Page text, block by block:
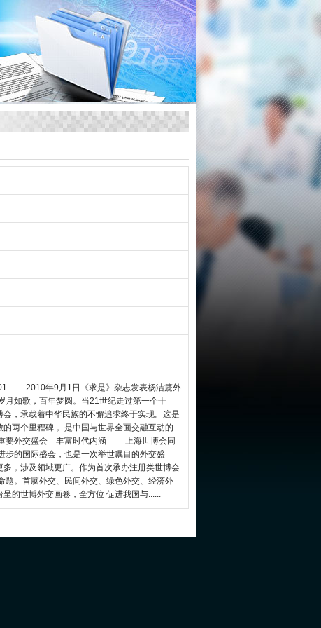
01 2010年9月1日《求是》杂志发表杨洁篪外
如歌，百年梦圆。当21世纪走过第一个十
，承载着中华民族的不懈追求终于实现。这是
两个里程碑， 是中国与世界全面交融互动的
重要外交盛会 丰富时代内涵 上海世博会同
步的国际盛会，也是一次举世瞩目的外交盛
，涉及领域更广。作为首次承办注册类世博会
题。首脑外交、民间外交、绿色外交、经济外
的世博外交画卷，全方位 促进我国与......